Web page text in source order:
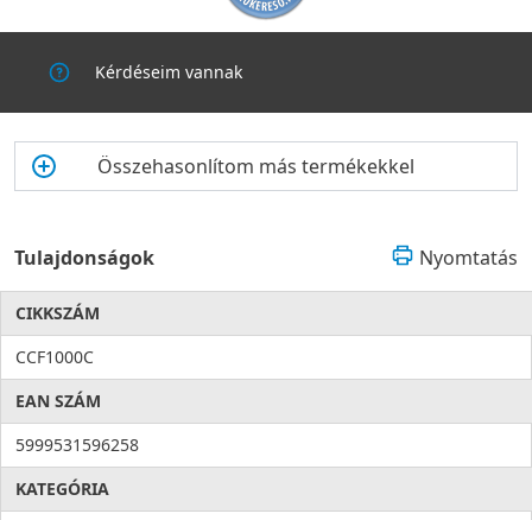
Kérdéseim vannak
Összehasonlítom más termékekkel
Tulajdonságok Nyomtatás
CIKKSZÁM
CCF1000C
EAN SZÁM
5999531596258
KATEGÓRIA